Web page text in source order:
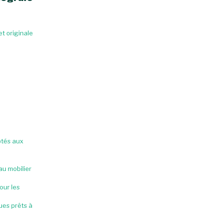
originale
aux
mobilier
les
prêts à